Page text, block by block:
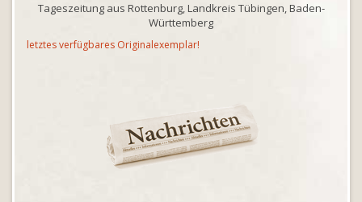
Tageszeitung aus Rottenburg, Landkreis Tübingen, Baden-
Württemberg
letztes verfügbares Originalexemplar!